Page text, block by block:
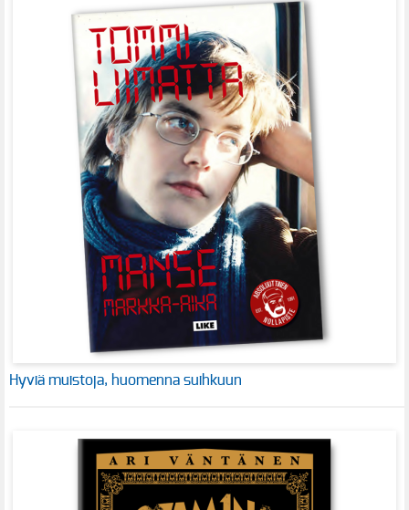
Hyviä muistoja, huomenna suihkuun